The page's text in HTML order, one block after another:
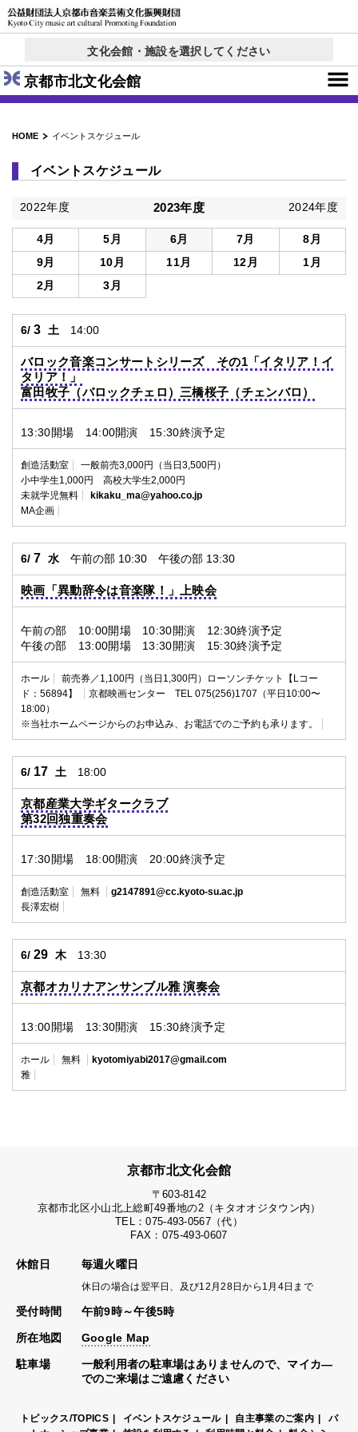
文化会館・施設を選択してください
京都コンサートホール
呉竹文化センター
西文化会館ウエスティ
右京ふれあい文化会館
ロームシアター京都
京都市北文化会館
HOME イベントスケジュール
イベントスケジュール
2022年度 2023年度 2024年度
4月 5月 6月 7月
8月
9月
10月 11月 12月
1月
2月
3月
6/ 3 土 14:00
バロック音楽コンサートシリーズ その1「イタリア！イ
タリア！」
富田牧子（バロックチェロ）三橋桜子（チェンバロ）
13:30開場 14:00開演 15:30終演予定
創造活動室
一般前売3,000円（当日3,500円）
小中学生1,000円 高校大学生2,000円
未就学児無料
kikaku_ma@yahoo.co.jp
MA企画
6/ 7 水 午前の部 10:30 午後の部 13:30
映画「異動辞令は音楽隊！」上映会
午前の部 10:00開場 10:30開演 12:30終演予定
午後の部 13:00開場 13:30開演 15:30終演予定
ホール
前売券／1,100円（当日1,300円）ローソンチケット【Lコー
ド：56894】
京都映画センター TEL 075(256)1707（平日10:00〜
18:00）
※当社ホームページからのお申込み、お電話でのご予約も承ります。
6/ 17 土 18:00
京都産業大学ギタークラブ
第32回独重奏会
17:30開場 18:00開演 20:00終演予定
創造活動室 無料
g2147891@cc.kyoto-su.ac.jp
長澤宏樹
6/ 29 木 13:30
京都オカリナアンサンブル雅 演奏会
13:00開場 13:30開演 15:30終演予定
ホール 無料
kyotomiyabi2017@gmail.com
雅
京都市北文化会館
〒603-8142
京都市北区小山北上総町49番地の2（キタオオジタウン内）
TEL：075-493-0567（代）
FAX：075-493-0607
休館日 毎週火曜日
休日の場合は翌平日、及び12月28日から1月4日まで
受付時間 午前9時～午後5時
所在地図 Google Map
駐車場
一般利用者の駐車場はありませんので、マイカ―
でのご来場はご遠慮ください
トピックス/TOPICS イベントスケジュール 自主事業のご案内
パ